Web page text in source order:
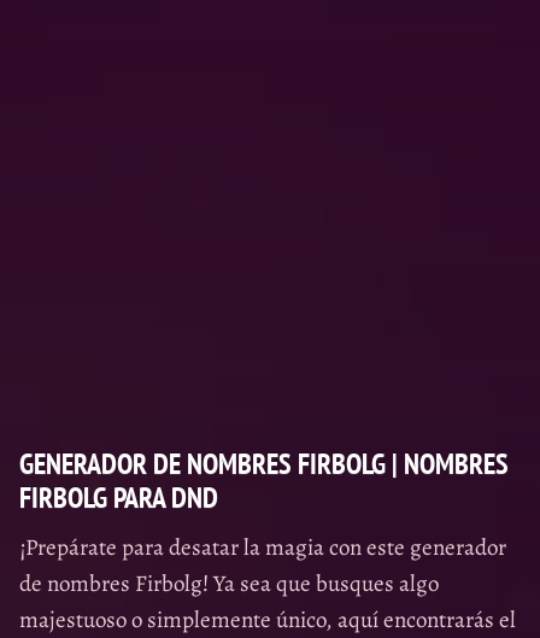
GENERADOR DE NOMBRES FIRBOLG | NOMBRES
FIRBOLG PARA DND
¡Prepárate para desatar la magia con este generador
de nombres Firbolg! Ya sea que busques algo
majestuoso o simplemente único, aquí encontrarás el